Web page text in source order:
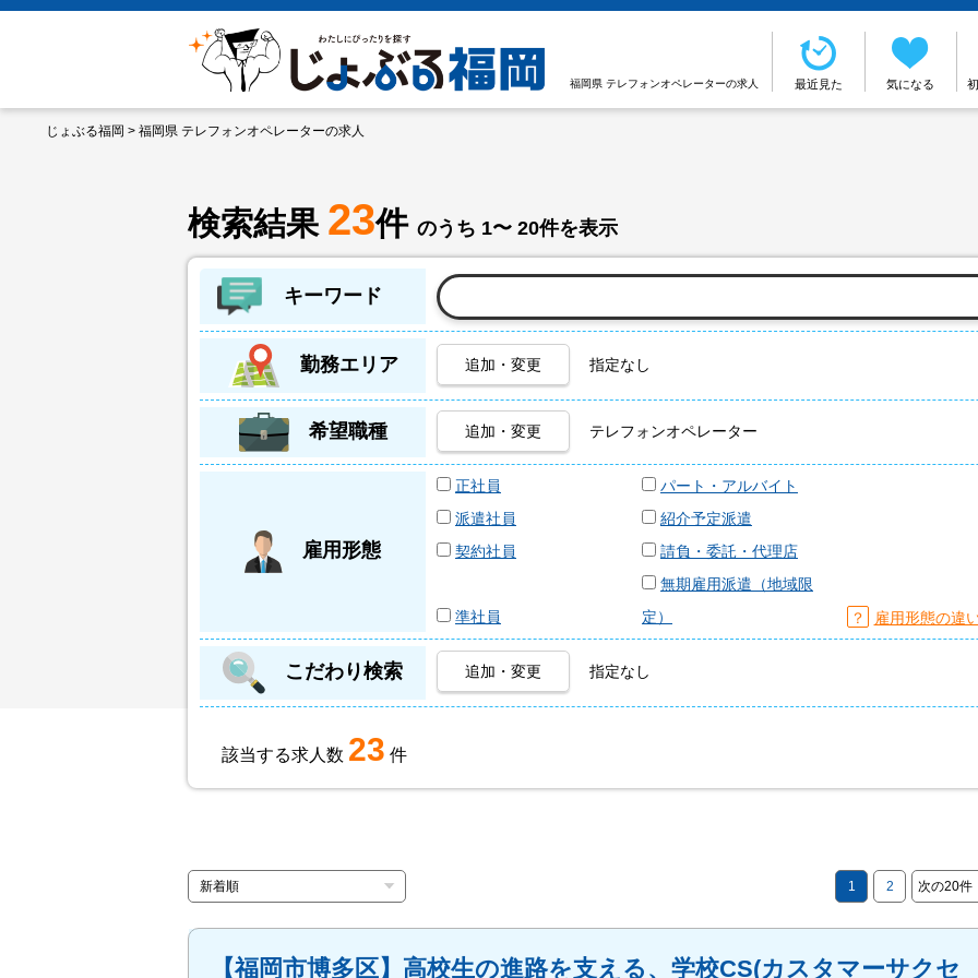
福岡県 テレフォンオペレーターの求人 最近見た 気になる
じょぶる福岡 > 福岡県 テレフォンオペレーターの求人
検索結果 23件 のうち 1〜 20件を表示
キーワード
勤務エリア 追加・変更 指定なし
希望職種 追加・変更 テレフォンオペレーター
雇用形態
正社員
パート・アルバイト
派遣社員
紹介予定派遣
契約社員
請負・委託・代理店
準社員
無期雇用派遣（地域限
定）
？ 雇用形態の違
こだわり検索 追加・変更 指定なし
該当する求人数 23 件
1 2 次の20件
【福岡市博多区】⾼校⽣の進路を⽀える、学校CS(カスタマーサクセ